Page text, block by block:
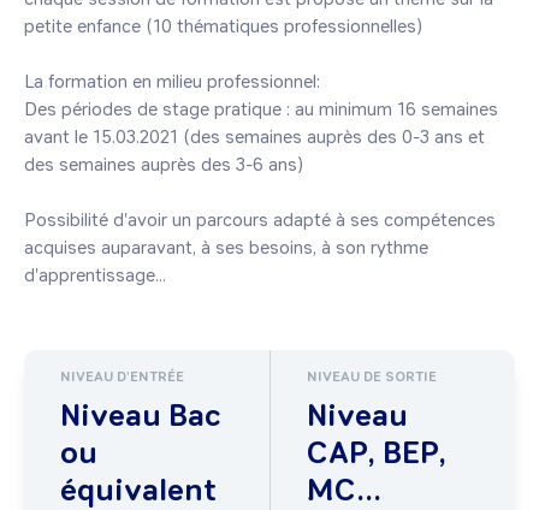
petite enfance (10 thématiques professionnelles)
La formation en milieu professionnel:
Des périodes de stage pratique : au minimum 16 semaines
avant le 15.03.2021 (des semaines auprès des 0-3 ans et
des semaines auprès des 3-6 ans)
Possibilité d'avoir un parcours adapté à ses compétences
acquises auparavant, à ses besoins, à son rythme
d'apprentissage...
NIVEAU D'ENTRÉE
Niveau Bac
ou
équivalent
NIVEAU DE SORTIE
Niveau
CAP, BEP,
MC...